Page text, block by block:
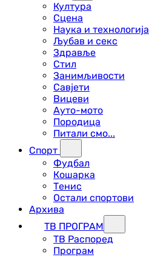
Култура
Сцена
Наука и технологија
Љубав и секс
Здравље
Стил
Занимљивости
Савјети
Вицеви
Ауто-мото
Породица
Питали смо...
Спорт
Фудбал
Кошарка
Тенис
Остали спортови
Архива
ТВ ПРОГРАМ
ТВ Распоред
Програм